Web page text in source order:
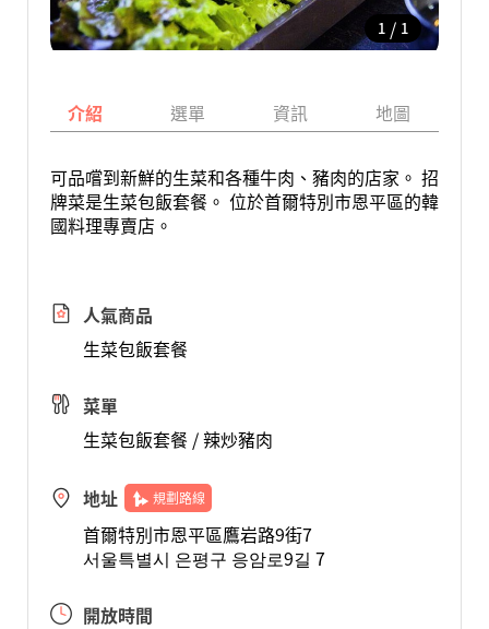
1 / 1
介紹 選單 資訊 地圖
可品嚐到新鮮的生菜和各種牛肉、豬肉的店家。 招
牌菜是生菜包飯套餐。 位於首爾特別市恩平區的韓
國料理專賣店。
人氣商品
生菜包飯套餐
菜單
生菜包飯套餐 / 辣炒豬肉
地址 規劃路線
首爾特別市恩平區鷹岩路9街7
서울특별시 은평구 응암로9길 7
開放時間